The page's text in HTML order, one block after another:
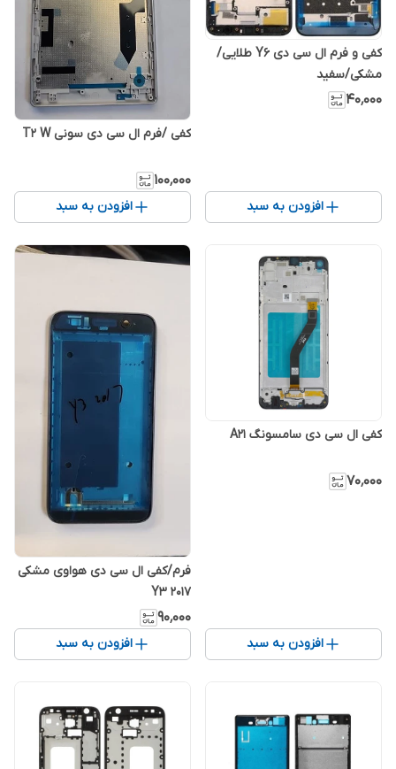
کفی و فرم ال سی دی Y6 طلایی/
مشکی/سفید
۴۰٬۰۰۰
افزودن به سبد
کفی /فرم ال سی دی سونی T2 W
۱۰۰٬۰۰۰
افزودن به سبد
کفی ال سی دی سامسونگ A21
۷۰٬۰۰۰
افزودن به سبد
فرم/کفی ال سی دی هواوی مشکی
Y3 2017
۹۰٬۰۰۰
افزودن به سبد